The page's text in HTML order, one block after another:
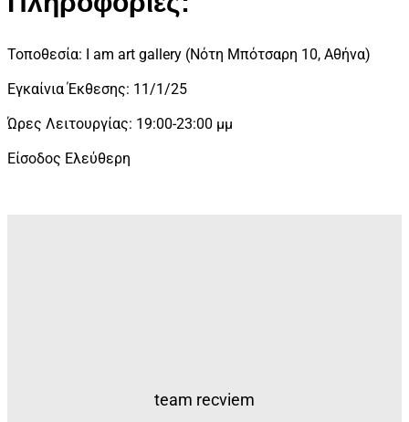
Τοποθεσία: I am art gallery (Νότη Μπότσαρη 10, Αθήνα)
Εγκαίνια Έκθεσης: 11/1/25
Ώρες Λειτουργίας: 19:00-23:00 μμ
Είσοδος Ελεύθερη
team recviem